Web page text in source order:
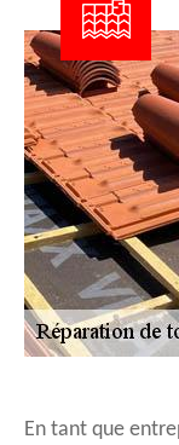
En tant que